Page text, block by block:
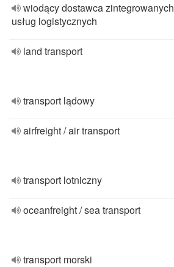
wiodący dostawca zintegrowanych
usług logistycznych
land transport
transport lądowy
airfreight / air transport
transport lotniczny
oceanfreight / sea transport
transport morski